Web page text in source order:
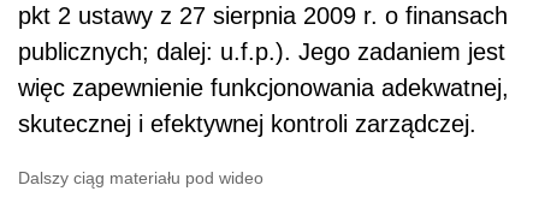
pkt 2 ustawy z 27 sierpnia 2009 r. o finansach
publicznych; dalej: u.f.p.). Jego zadaniem jest
więc zapewnienie funkcjonowania adekwatnej,
skutecznej i efektywnej kontroli zarządczej.
Dalszy ciąg materiału pod wideo